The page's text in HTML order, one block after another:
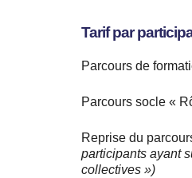
Tarif par
Parcours de
Parcours socle «
Reprise du
participants ayant
collectives »)